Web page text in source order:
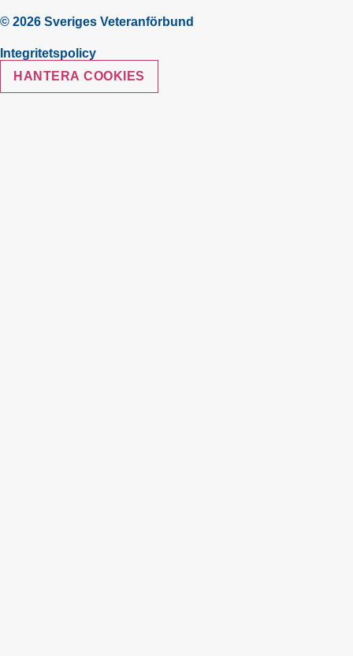
© 2026 Sveriges Veteranförbund
Integritetspolicy
HANTERA COOKIES